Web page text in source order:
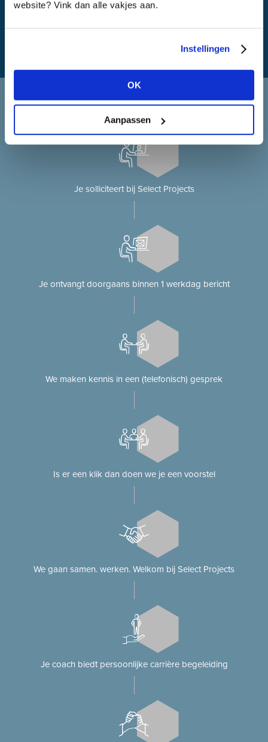
website? Vink dan alle vakjes aan.
Instellingen
OK
Aanpassen
Solliciteren bij Select Projects
Je solliciteert op onze website?
Je solliciteert bij Select Projects
Je ontvangt doorgaans binnen 1 werkdag bericht
We maken kennis in een (telefonisch) gesprek
Is er een klik dan doen we je een voorstel
We gaan samen. werken. Welkom bij Select Projects
Je coach biedt persoonlijke carrière begeleiding